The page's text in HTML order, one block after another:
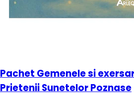
Pachet Gemenele si
Prietenii Sunetelor Poznase